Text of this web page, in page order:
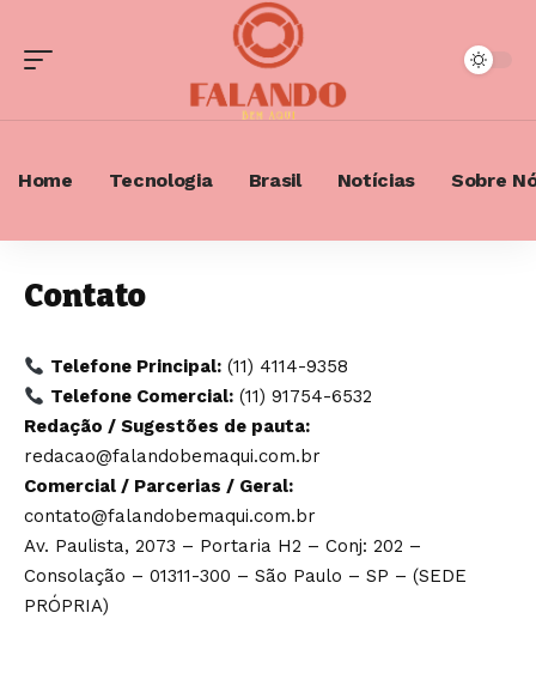
Home Tecnologia Brasil Notícias Sobre
Contato
Telefone Principal: (11) 4114-9358
Telefone Comercial: (11) 91754-6532
Redação / Sugestões de pauta:
redacao@falandobemaqui.com.br
Comercial / Parcerias / Geral:
contato@falandobemaqui.com.br
Av. Paulista, 2073 – Portaria H2 – Conj: 202 –
Consolação – 01311-300 – São Paulo – SP – (SEDE
PRÓPRIA)